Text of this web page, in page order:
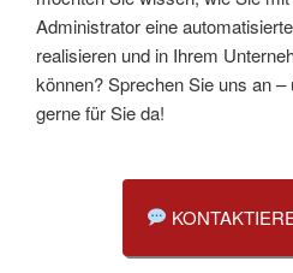
Administrator eine
realisieren und in Ihrem
können? Sprechen Sie uns an
gerne für Sie da!